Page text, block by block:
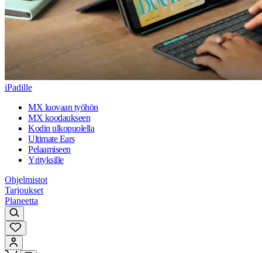
iPadille
MX luovaan työhön
MX koodaukseen
Kodin ulkopuolella
Ultimate Ears
Pelaamiseen
Yrityksille
Ohjelmistot
Tarjoukset
Planeetta